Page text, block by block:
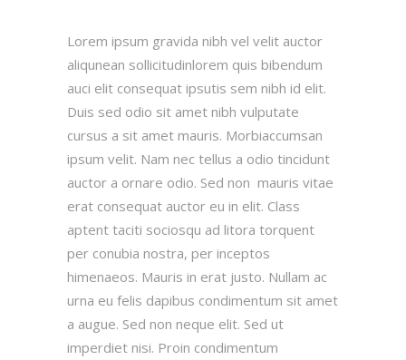
Lorem ipsum gravida nibh vel velit auctor
aliqunean sollicitudinlorem quis bibendum
auci elit consequat ipsutis sem nibh id elit.
Duis sed odio sit amet nibh vulputate
cursus a sit amet mauris. Morbiaccumsan
ipsum velit. Nam nec tellus a odio tincidunt
auctor a ornare odio. Sed non mauris vitae
erat consequat auctor eu in elit. Class
aptent taciti sociosqu ad litora torquent
per conubia nostra, per inceptos
himenaeos. Mauris in erat justo. Nullam ac
urna eu felis dapibus condimentum sit amet
a augue. Sed non neque elit. Sed ut
imperdiet nisi. Proin condimentum